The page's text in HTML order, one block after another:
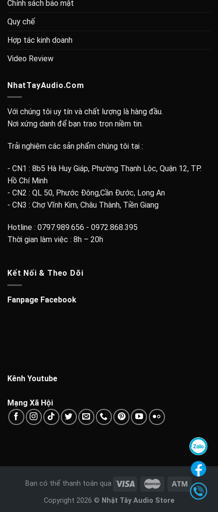
Chính sách bảo mật
Quy chế
Hợp tác kinh doanh
Video Review
NhatTayAudio.Com
Với chúng tôi uy tín và chất lượng là hàng đầu.
Nơi xứng danh để bạn trao trọn niềm tin.
Trải nghiệm các sản phẩm chúng tôi tại :
- CN1 : 8b5 Hà Huy Giáp, Phường Thạnh Lộc, Quận 12, TP.
Hồ Chí Minh
- CN2 : QL 50, Phước Đông,Cần Đước, Long An
- CN3 : Chợ Vĩnh Kim, Châu Thành, Tiền Giang
Hotline : 0797.989.656 - 0972.868.395
Thời gian làm việc : 8h – 20h
Kết Nối & Theo Dõi
Fanpage Facebook
Kênh Youtube
Mạng Xã Hội
Bạn có thể thanh toán qua
Copyright 2026 © Nhật Tây Audio Store